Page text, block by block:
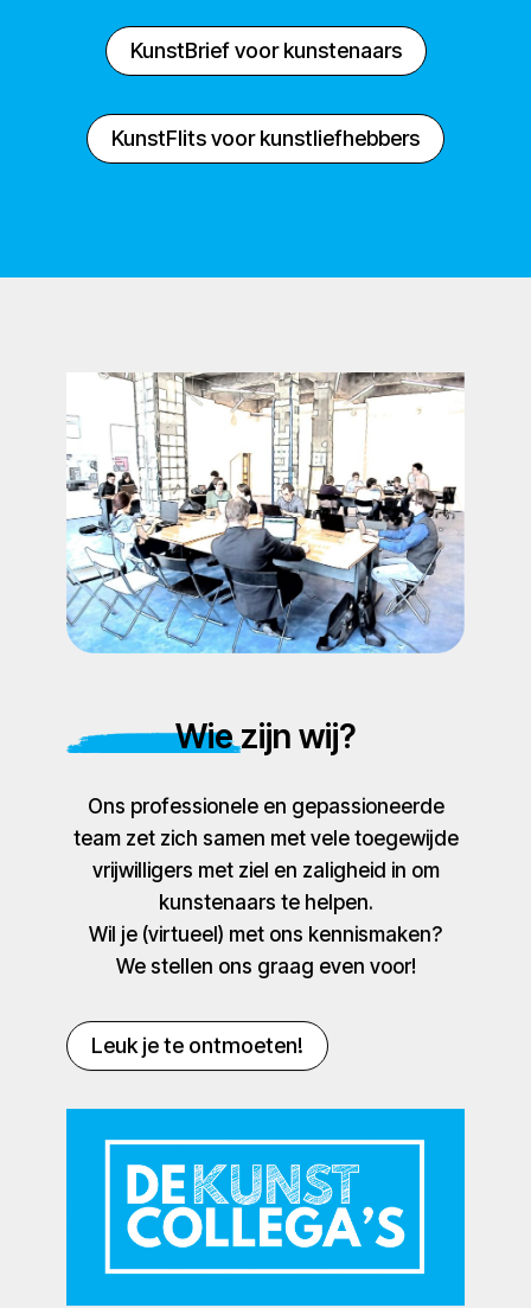
KunstBrief voor kunstenaars
KunstFlits voor kunstliefhebbers
Wie zijn wij?
Ons professionele en gepassioneerde
team zet zich samen met vele toegewijde
vrijwilligers met ziel en zaligheid in om
kunstenaars te helpen.
Wil je (virtueel) met ons kennismaken?
We stellen ons graag even voor!
Leuk je te ontmoeten!